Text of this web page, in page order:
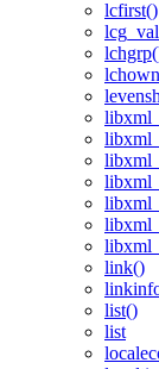
lcfirst()
link()
list()
list